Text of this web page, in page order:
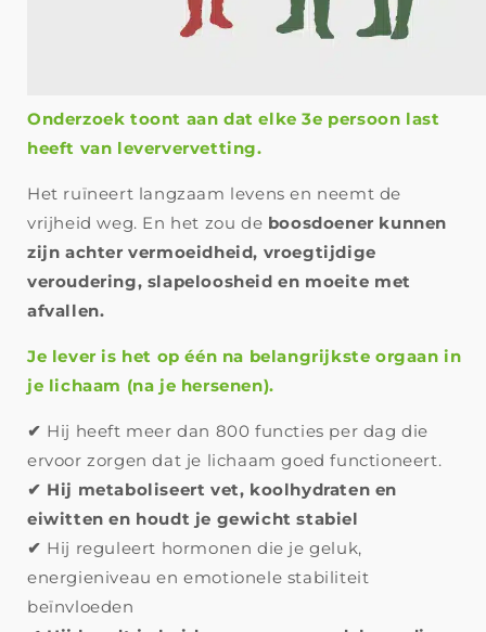
Onderzoek toont aan dat elke 3e persoon last
heeft van leververvetting.
Het ruïneert langzaam levens en neemt de
vrijheid weg. En het zou de boosdoener kunnen
zijn achter vermoeidheid, vroegtijdige
veroudering, slapeloosheid en moeite met
afvallen.
Je lever is het op één na belangrijkste orgaan in
je lichaam (na je hersenen).
✔ Hij heeft meer dan 800 functies per dag die
ervoor zorgen dat je lichaam goed functioneert.
✔ Hij metaboliseert vet, koolhydraten en
eiwitten en houdt je gewicht stabiel
✔ Hij reguleert hormonen die je geluk,
energieniveau en emotionele stabiliteit
beïnvloeden